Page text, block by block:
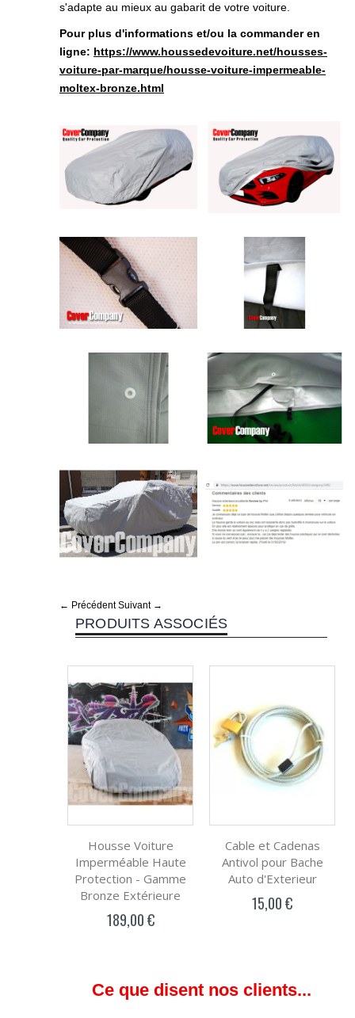
s'adapte au mieux au gabarit de votre voiture.
Pour plus d'informations et/ou la commander en
ligne: https://www.houssedevoiture.net/housses-
voiture-par-marque/housse-voiture-impermeable-
moltex-bronze.html
← Précédent Suivant →
PRODUITS ASSOCIÉS
Housse Voiture
Imperméable Haute
Protection - Gamme
Bronze Extérieure
189,00 €
Cable et Cadenas
Antivol pour Bache
Auto d'Exterieur
15,00 €
Ce que disent nos clients...